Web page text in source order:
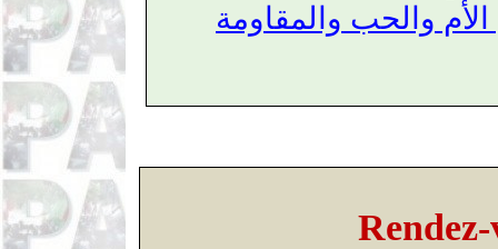
الأم والحب والمقاومة